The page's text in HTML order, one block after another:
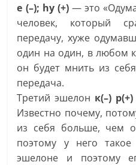
е (–); hy (+)— это
человек, который
передачу, хуже
один на один, в любом
он будет мнить из
передача.
Третий эшелон к(–) р(+)
Известно почему,
из себя больше, чем
поэтому у него
эшелоне и поэтому